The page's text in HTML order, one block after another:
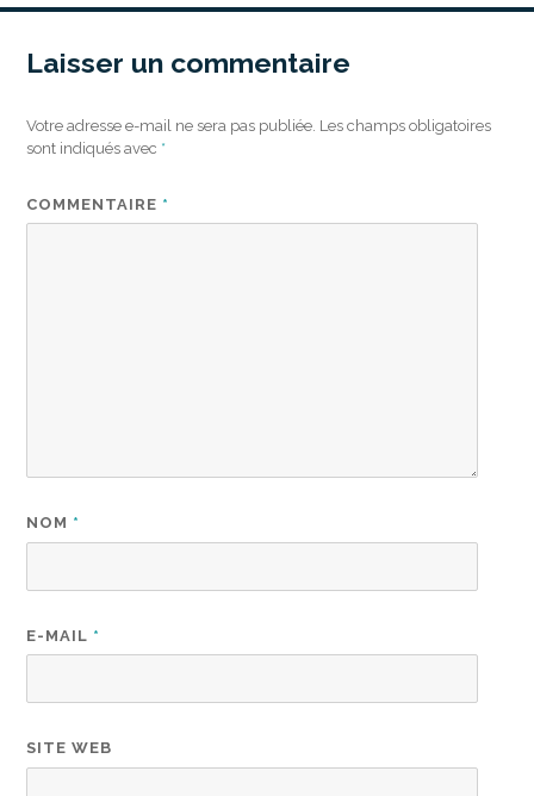
Laisser un commentaire
Votre adresse e-mail ne sera pas publiée. Les champs obligatoires
sont indiqués avec *
COMMENTAIRE *
NOM *
E-MAIL *
SITE WEB